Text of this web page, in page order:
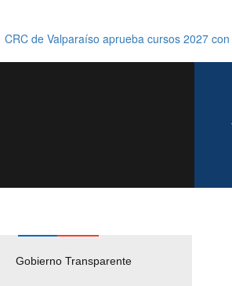
CRC de Valparaíso aprueba cursos 2027
Gobierno Transparente Pago